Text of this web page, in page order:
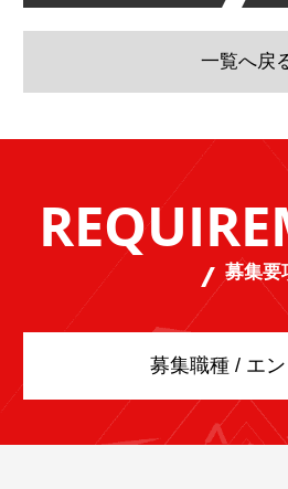
一覧へ戻
募集要
募集職種 / エ